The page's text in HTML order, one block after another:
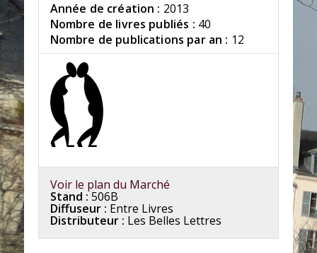
Année de création : 2013
Nombre de livres publiés : 40
Nombre de publications par an : 12
Voir le plan du Marché
Stand : 506B
Diffuseur : Entre Livres
Distributeur : Les Belles Lettres